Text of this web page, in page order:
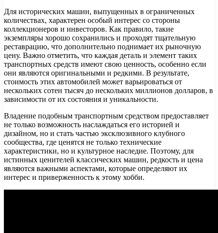
Для исторических машин, выпущенных в ограниченных
количествах, характерен особый интерес со стороны
коллекционеров и инвесторов. Как правило, такие
экземпляры хорошо сохранились и проходят тщательную
реставрацию, что дополнительно поднимает их рыночную
цену. Важно отметить, что каждая деталь и элемент таких
транспортных средств имеют свою ценность, особенно если
они являются оригинальными и редкими. В результате,
стоимость этих автомобилей может варьироваться от
нескольких сотен тысяч до нескольких миллионов долларов, в
зависимости от их состояния и уникальности.
Владение подобным транспортным средством предоставляет
не только возможность наслаждаться его историей и
дизайном, но и стать частью эксклюзивного клубного
сообщества, где ценятся не только технические
характеристики, но и культурное наследие. Поэтому, для
истинных ценителей классических машин, редкость и цена
являются важными аспектами, которые определяют их
интерес и приверженность к этому хобби.